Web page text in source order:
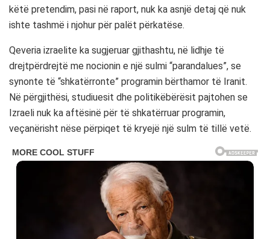
këtë pretendim, pasi në raport, nuk ka asnjë detaj që nuk
ishte tashmë i njohur për palët përkatëse.
Qeveria izraelite ka sugjeruar gjithashtu, në lidhje të
drejtpërdrejtë me nocionin e një sulmi “parandalues”, se
synonte të “shkatërronte” programin bërthamor të Iranit.
Në përgjithësi, studiuesit dhe politikëbërësit pajtohen se
Izraeli nuk ka aftësinë për të shkatërruar programin,
veçanërisht nëse përpiqet të kryejë një sulm të tillë vetë.